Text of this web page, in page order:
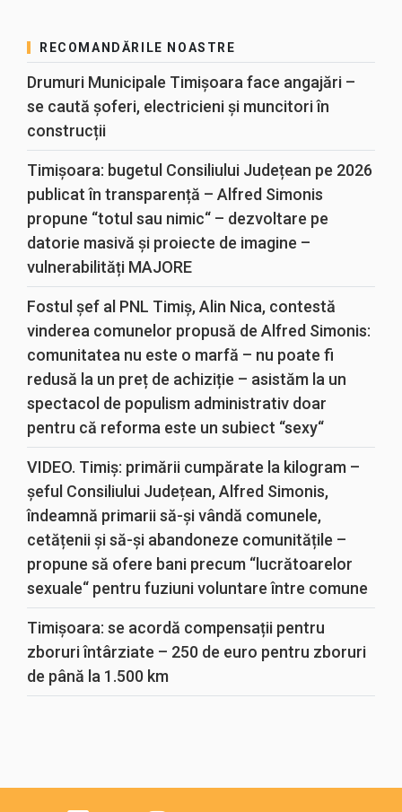
RECOMANDĂRILE NOASTRE
Drumuri Municipale Timișoara face angajări –
se caută șoferi, electricieni și muncitori în
construcții
Timișoara: bugetul Consiliului Județean pe 2026
publicat în transparență – Alfred Simonis
propune “totul sau nimic“ – dezvoltare pe
datorie masivă și proiecte de imagine –
vulnerabilități MAJORE
Fostul șef al PNL Timiș, Alin Nica, contestă
vinderea comunelor propusă de Alfred Simonis:
comunitatea nu este o marfă – nu poate fi
redusă la un preț de achiziție – asistăm la un
spectacol de populism administrativ doar
pentru că reforma este un subiect “sexy“
VIDEO. Timiș: primării cumpărate la kilogram –
șeful Consiliului Județean, Alfred Simonis,
îndeamnă primarii să-și vândă comunele,
cetățenii și să-și abandoneze comunitățile –
propune să ofere bani precum “lucrătoarelor
sexuale“ pentru fuziuni voluntare între comune
Timișoara: se acordă compensații pentru
zboruri întârziate – 250 de euro pentru zboruri
de până la 1.500 km